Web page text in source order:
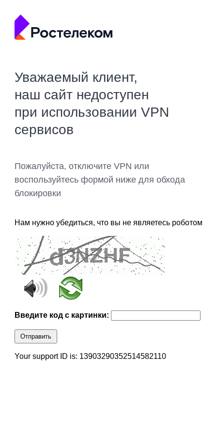
Уважаемый клиент,
наш сайт недоступен
при использовании VPN
сервисов
Пожалуйста, отключите VPN или
воспользуйтесь формой ниже для обхода
блокировки
Нам нужно убедиться, что вы не являетесь роботом
Введите код с картинки:
Отправить
Your support ID is: 13903290352514582110